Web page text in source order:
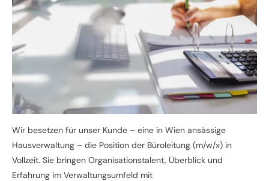
Wir besetzen für unser Kunde – eine in Wien ansässige
Hausverwaltung – die Position der Büroleitung (m/w/x) in
Vollzeit. Sie bringen Organisationstalent, Überblick und
Erfahrung im Verwaltungsumfeld mit